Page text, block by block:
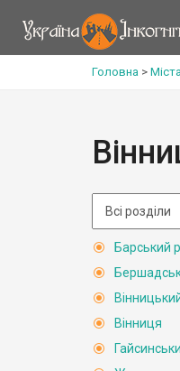
Головна >
Барський
Вінниця